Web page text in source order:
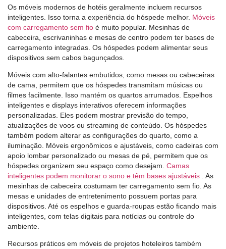
Os móveis modernos de hotéis geralmente incluem recursos
inteligentes. Isso torna a experiência do hóspede melhor. Móveis
com carregamento sem fio é muito popular. Mesinhas de
cabeceira, escrivaninhas e mesas de centro podem ter bases de
carregamento integradas. Os hóspedes podem alimentar seus
dispositivos sem cabos bagunçados.
Móveis com alto-falantes embutidos, como mesas ou cabeceiras
de cama, permitem que os hóspedes transmitam músicas ou
filmes facilmente. Isso mantém os quartos arrumados. Espelhos
inteligentes e displays interativos oferecem informações
personalizadas. Eles podem mostrar previsão do tempo,
atualizações de voos ou streaming de conteúdo. Os hóspedes
também podem alterar as configurações do quarto, como a
iluminação. Móveis ergonômicos e ajustáveis, como cadeiras com
apoio lombar personalizado ou mesas de pé, permitem que os
hóspedes organizem seu espaço como desejam. Camas
inteligentes podem monitorar o sono e têm bases ajustáveis
. As
mesinhas de cabeceira costumam ter carregamento sem fio. As
mesas e unidades de entretenimento possuem portas para
dispositivos. Até os espelhos e guarda-roupas estão ficando mais
inteligentes, com telas digitais para notícias ou controle do
ambiente.
Recursos práticos em móveis de projetos hoteleiros também